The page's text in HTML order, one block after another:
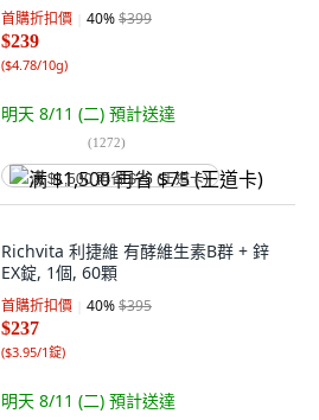
首購折扣價 40%$399
$239
($4.78/10g)
明天 8/11 (二) 預計送達
(1272)
满 $1,500 再省 $75 (王道卡)
Richvita 利捷維 有酵維生素B群 + 鋅
EX錠, 1個, 60顆
首購折扣價 40%$395
$237
($3.95/1錠)
明天 8/11 (二) 預計送達